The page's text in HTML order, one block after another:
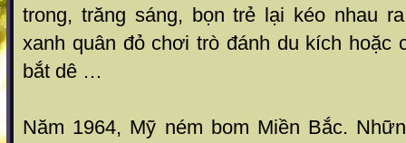
trong, trăng sáng, bọn trẻ lại kéo nhau
xanh quân đỏ chơi trò đánh du kích hoặc
bắt dê …
Năm 1964, Mỹ ném bom Miền Bắc.